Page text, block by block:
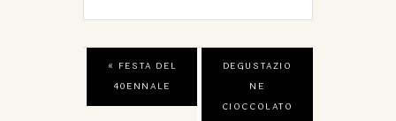
« FESTA DEL
40ENNALE
DEGUSTAZIO
NE
CIOCCOLATO